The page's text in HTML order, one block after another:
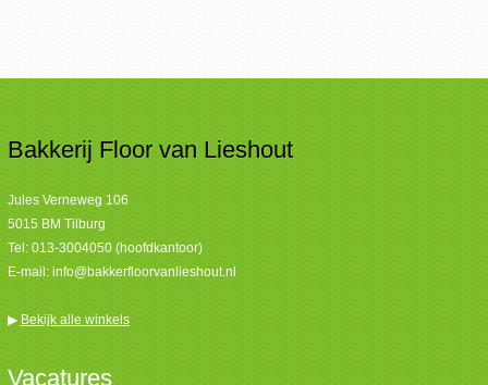
Bakkerij Floor van Lieshout
Jules Verneweg 106
5015 BM Tilburg
Tel: 013-3004050 (hoofdkantoor)
E-mail: info@bakkerfloorvanlieshout.nl
▶ Bekijk alle winkels
Vacatures